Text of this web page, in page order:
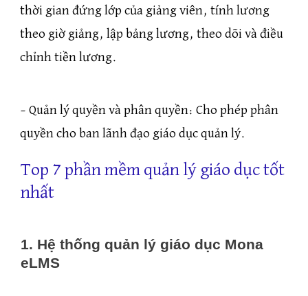
thời gian đứng lớp của giảng viên, tính lương
theo giờ giảng, lập bảng lương, theo dõi và điều
chỉnh tiền lương.
– Quản lý quyền và phân quyền: Cho phép phân
quyền cho ban lãnh đạo giáo dục quản lý.
Top 7 phần mềm quản lý giáo dục tốt
nhất
1. Hệ thống quản lý giáo dục Mona
eLMS